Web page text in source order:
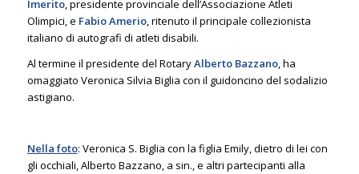
Imerito, presidente provinciale dell’Associazione Atleti
Olimpici, e Fabio Amerio, ritenuto il principale collezionista
italiano di autografi di atleti disabili.
Al termine il presidente del RotaryAlberto Bazzano, ha
omaggiato Veronica Silvia Biglia con il guidoncino del sodalizio
astigiano.
Nella foto: Veronica S. Biglia con la figlia Emily, dietro di lei con
gli occhiali, Alberto Bazzano, a sin., e altri partecipanti alla